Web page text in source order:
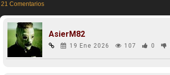
21 Comentarios
AsierM82
19 Ene 2026 107 0